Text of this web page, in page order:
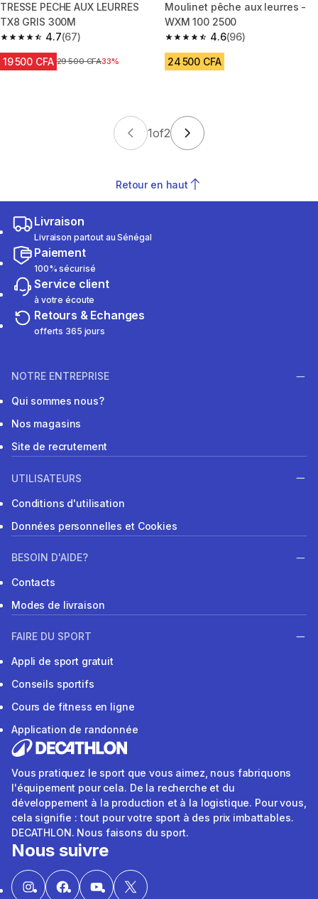
TRESSE PECHE AUX LEURRES
TX8 GRIS 300M
4.7
4.7 out of 5 stars from 67 reviews
(67)
19 500 CFA Prix avant réduction
29 500 CFA33%
Moulinet pêche aux leurres -
WXM 100 2500
4.6
4.6 out of 5 stars from 96
(96)
24 500 CFA
1of2
Retour en haut
Livraison
Livraison partout au Sénégal
Paiement
100% sécurisé
Service client
à votre écoute
Retours & Echanges
offerts 365 jours
NOTRE ENTREPRISE
Qui sommes nous?
Nos magasins
Site de recrutement
UTILISATEURS
Conditions d'utilisation
Données personnelles et Cookies
BESOIN D'AIDE?
Contacts
Modes de livraison
FAIRE DU SPORT
Appli de sport gratuit
Conseils sportifs
Cours de fitness en ligne
Application de randonnée
Vous pratiquez le sport que vous aimez, nous fabriquons
l'équipement pour cela. De la recherche et du
développement à la production et à la logistique. Pour vous,
cela signifie : tout pour votre sport à des prix imbattables.
DECATHLON. Nous faisons du sport.
Nous suivre